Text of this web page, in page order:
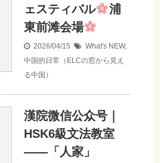
ェスティバル
浦
東前滩会場
2026/04/15 What's NEW,
中国的日常（ELCの窓から見え
る中国）
漢院微信公众号｜
HSK6級文法教室
——「人家」